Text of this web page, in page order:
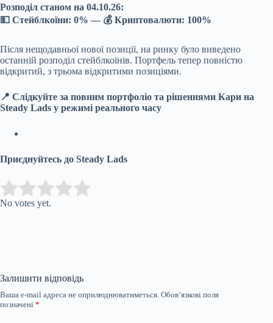
Розподіл станом на 04.10.26:
💵 Стейблкоїни: 0% — 💰 Криптовалюти: 100%
Після нещодавньої нової позиції, на ринку було виведено
останній розподіл стейблкоїнів. Портфель тепер повністю
відкритий, з трьома відкритими позиціями.
📍 Слідкуйте за повним портфоліо та рішеннями Кари на
Steady Lads у режимі реального часу
Приєднуйтесь до Steady Lads
Rate this item:
No votes yet.
Залишити відповідь
Ваша e-mail адреса не оприлюднюватиметься. Обов’язкові поля
позначені *